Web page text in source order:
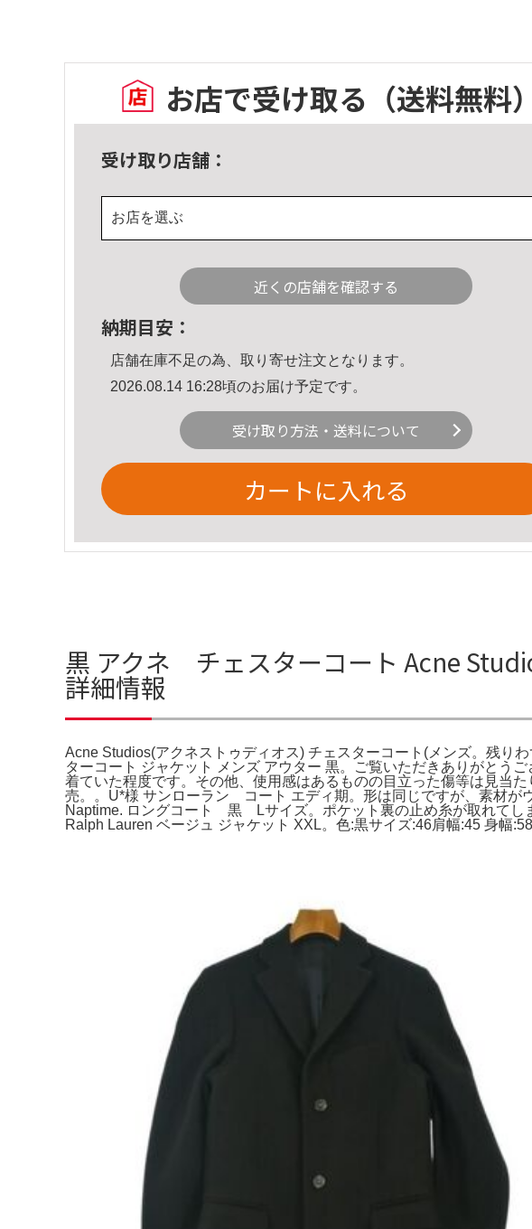
お店で受け取る （送料無料）
受け取り店舗：
お店を選ぶ
近くの店舗を確認する
納期目安：
店舗在庫不足の為、取り寄せ注文となります。
2026.08.14 16:28頃のお届け予定です。
受け取り方法・送料について
カートに入れる
黒 アクネ チェスターコート Acne
詳細情報
Acne Studios(アクネストゥディオス) チェスターコート(メンズ。残り
ターコート ジャケット メンズ アウター 黒。ご覧いただきありがとう
着ていた程度です。その他、使用感はあるものの目立った傷等は見当
売。。U*様 サンローラン コート エディ期。形は同じですが、素材
Naptime. ロングコート 黒 Lサイズ。ポケット裏の止め糸が取れてし
Ralph Lauren ベージュ ジャケット XXL。色:黒サイズ:46肩幅:45 身幅